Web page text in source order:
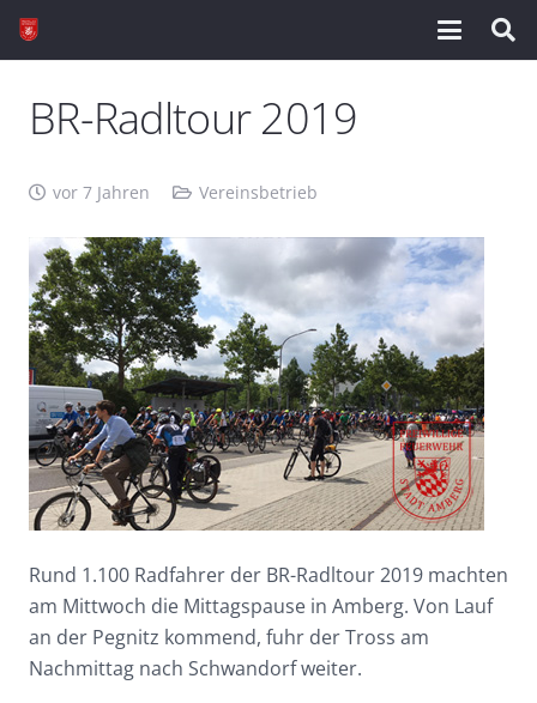
BR-Radltour 2019
vor 7 Jahren Vereinsbetrieb
Rund 1.100 Radfahrer der BR-Radltour 2019 machten
am Mittwoch die Mittagspause in Amberg. Von Lauf
an der Pegnitz kommend, fuhr der Tross am
Nachmittag nach Schwandorf weiter.